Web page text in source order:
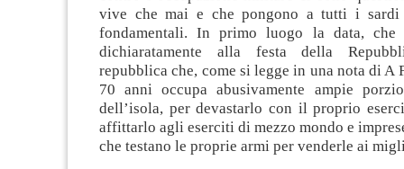
vive che mai e che pongono a tutti i sardi
fondamentali. In primo luogo la data, che
dichiaratamente alla festa della
repubblica che, come si legge in una nota di A
70 anni occupa abusivamente ampie
dell’isola, per devastarlo con il proprio
affittarlo agli eserciti di mezzo mondo e
che testano le proprie armi per venderle ai